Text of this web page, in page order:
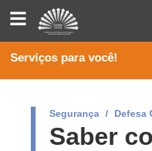
CENTRO
UNIVERSITÁRIO
DE
ESTUDOS
PESQUISAS
DESASTRES
Serviços para você!
Segurança Defesa
Saber